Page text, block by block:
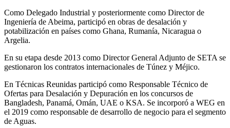
Como Delegado Industrial y posteriormente como Director de
Ingeniería de Abeima, participó en obras de desalación y
potabilización en países como Ghana, Rumanía, Nicaragua o
Argelia.
En su etapa desde 2013 como Director General Adjunto de SETA se
gestionaron los contratos internacionales de Túnez y Méjico.
En Técnicas Reunidas participó como Responsable Técnico de
Ofertas para Desalación y Depuración en los concursos de
Bangladesh, Panamá, Omán, UAE o KSA. Se incorporó a WEG en
el 2019 como responsable de desarrollo de negocio para el segmento
de Aguas.